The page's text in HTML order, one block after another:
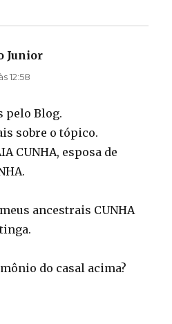
Junior
12:58
pelo Blog.
sobre o tópico.
CUNHA, esposa de
ancestrais CUNHA
do casal acima?